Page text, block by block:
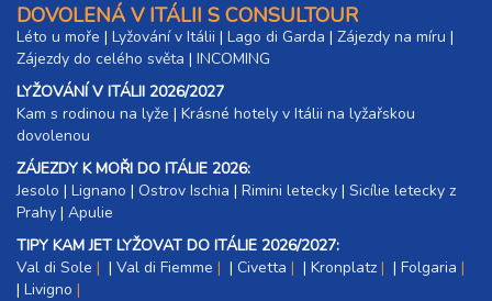
DOVOLENÁ V ITÁLII S CONSULTOUR
Léto u moře | Lyžování v Itálii | Lago di Garda | Zájezdy na míru |
Zájezdy do celého světa | INCOMING
LYŽOVÁNÍ V ITÁLII 2026/2027
Kam s rodinou na lyže |​ Krásné hotely v Itálii na lyžařskou
dovolenou
ZÁJEZDY K MOŘI DO ITÁLIE 2026:
Jesolo | Lignano | Ostrov Ischia | Rimini letecky | Sicílie letecky z
Prahy | Apulie
TIPY KAM JET LYŽOVAT DO ITÁLIE 2026/2027:
Val di Sole
| Val di Fiemme | Civetta | Kronplatz | Folgaria
| Livigno